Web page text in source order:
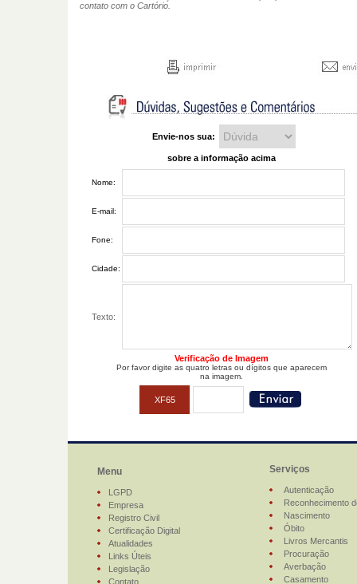
contato com o Cartório.
Envie-nos sua:
sobre a informação acima
Nome:
E-mail:
Fone:
Cidade:
Texto:
Verificação de Imagem
Por favor digite as quatro letras ou dígitos que aparecem
na imagem.
XF65
Menu
LGPD
Empresa
Registro Civil
Certificação Digital
Atualidades
Links Úteis
Legislação
Contato
Serviços
Autenticação
Reconhecimento
Nascimento
Óbito
Livros Mercantis
Procuração
Averbação
Casamento